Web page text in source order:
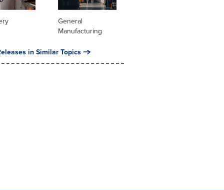
General
Manufacturing
in Similar Topics